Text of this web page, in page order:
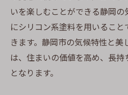
いを楽しむことができる静岡
にシリコン系塗料を用いるこ
きます。静岡市の気候特性と
は、住まいの価値を高め、長
となります。